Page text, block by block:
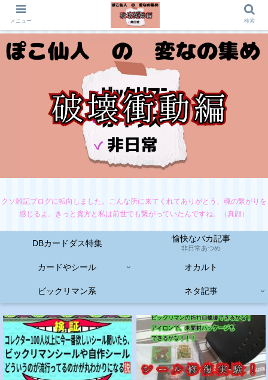
クソ雑記ブログに転向しました。こんな所に来てくれてありがとう、魂の繋がりを
感じるよ。きっと貴方と私は前世でも繋がっていたんですね。（真顔）
DBカードダス特集 愉快なバカ記事
非日常あつめ
カードやシール オカルト
ビックリマン系 ネタ記事
メニュー 検索